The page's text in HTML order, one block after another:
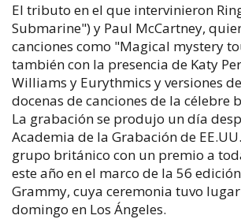
El tributo en el que intervinieron
Submarine") y Paul McCartney,
canciones como "Magical mystery
también con la presencia de Katy
Williams y Eurythmics y versiones
docenas de canciones de la célebre
La grabación se produjo un día
Academia de la Grabación de
grupo británico con un premio a
este año en el marco de la 56
Grammy, cuya ceremonia tuvo
domingo en Los Ángeles.